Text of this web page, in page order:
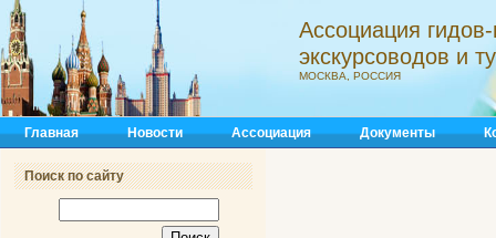
Ассоциация
экскурсоводов и
МОСКВА, РОССИЯ
Главная Новости Ассоциация Документы
Поиск по сайту